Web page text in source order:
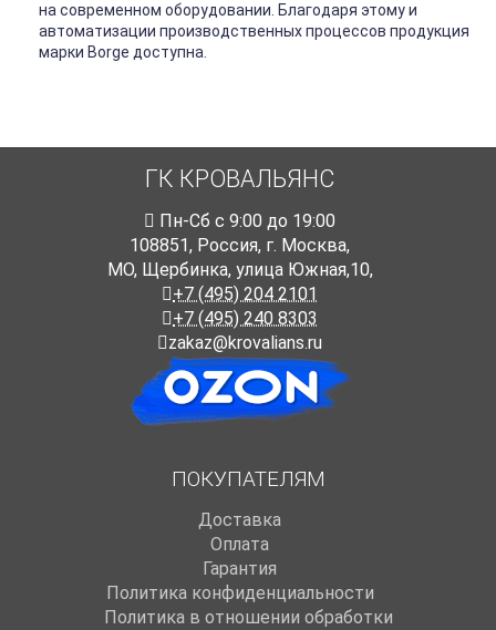
на современном оборудовании. Благодаря этому и
автоматизации производственных процессов продукция
марки Borge доступна.
ГК КРОВАЛЬЯНС
Пн-Cб с 9:00 до 19:00
108851, Россия, г. Москва,
МО, Щербинка, улица Южная,10,
+7 (495) 204 2101
+7 (495) 240 8303
zakaz@krovalians.ru
ПОКУПАТЕЛЯМ
Доставка
Оплата
Гарантия
Политика конфиденциальности
Политика в отношении обработки